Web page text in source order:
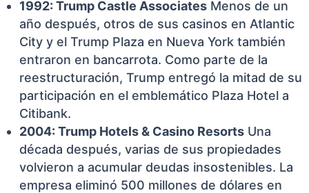
1992: Trump Castle Associates Menos de un
año después, otros de sus casinos en Atlantic
City y el Trump Plaza en Nueva York también
entraron en bancarrota. Como parte de la
reestructuración, Trump entregó la mitad de su
participación en el emblemático Plaza Hotel a
Citibank.
2004: Trump Hotels & Casino Resorts Una
década después, varias de sus propiedades
volvieron a acumular deudas insostenibles. La
empresa eliminó 500 millones de dólares en